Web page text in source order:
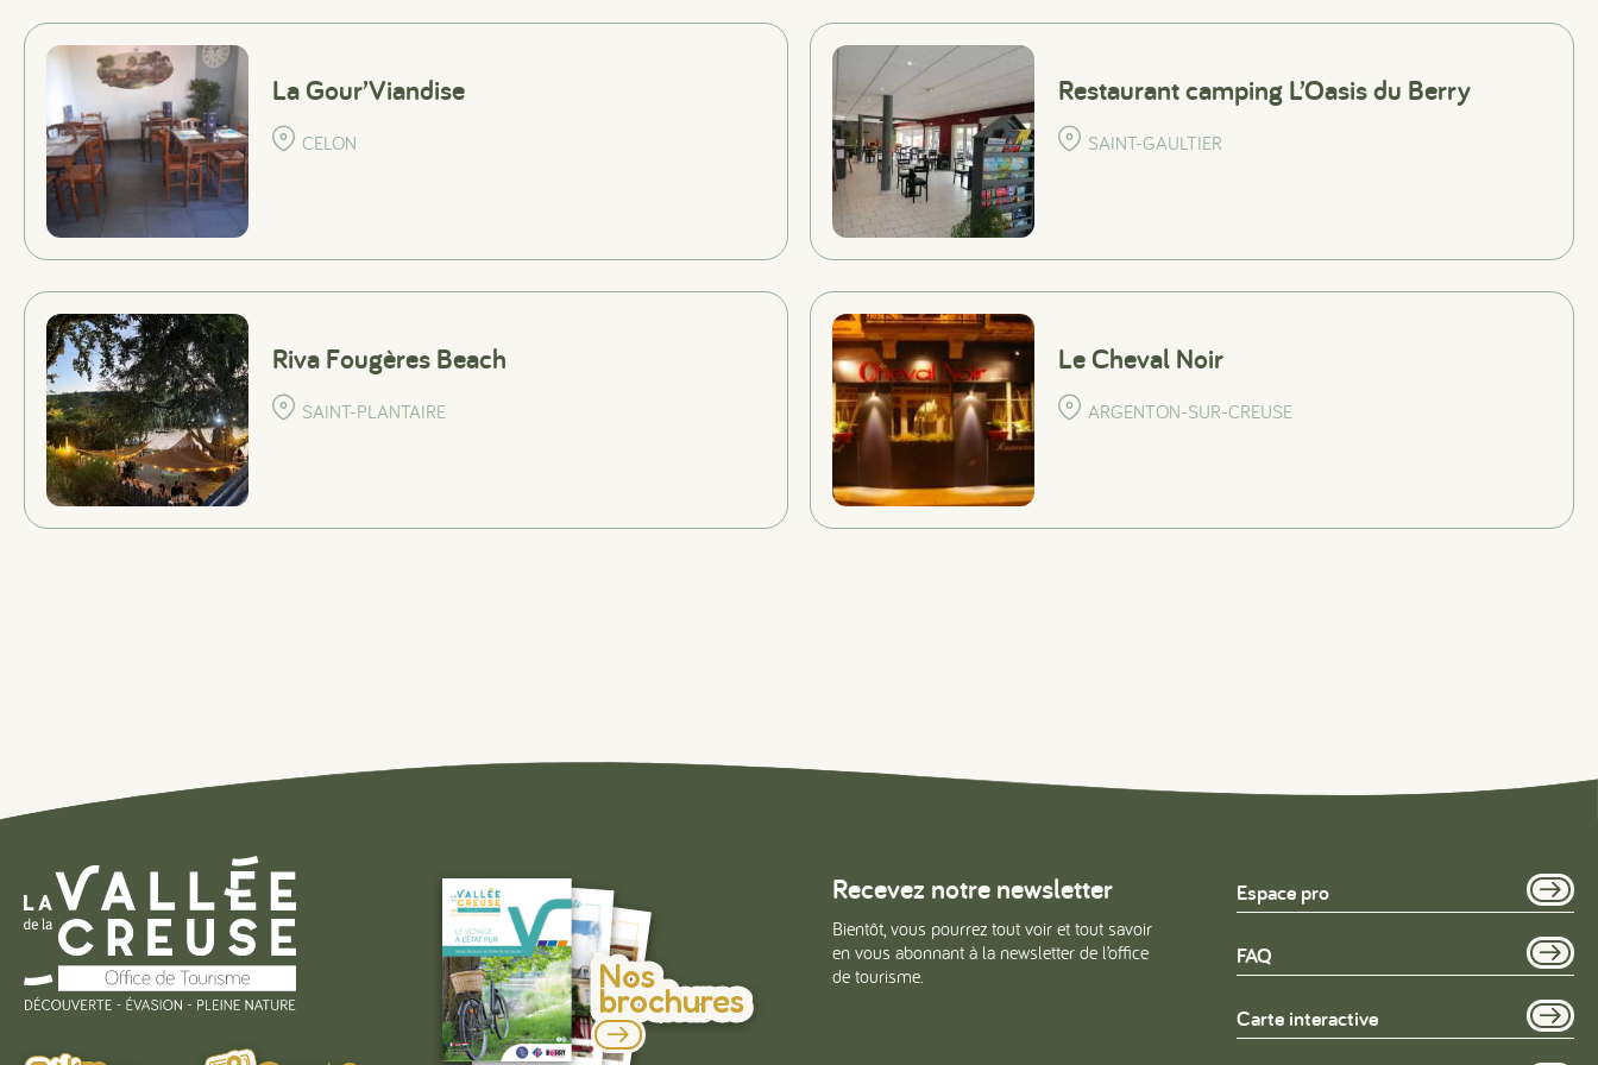
La Gour’Viandise
CELON
Restaurant camping L’Oasis du Berry
SAINT-GAULTIER
Riva Fougères Beach
SAINT-PLANTAIRE
Le Cheval Noir
ARGENTON-SUR-CREUSE
Nos
brochures
Recevez notre newsletter
Bientôt, vous pourrez tout voir et tout savoir
en vous abonnant à la newsletter de l’office
de tourisme.
Espace pro
FAQ
Carte interactive